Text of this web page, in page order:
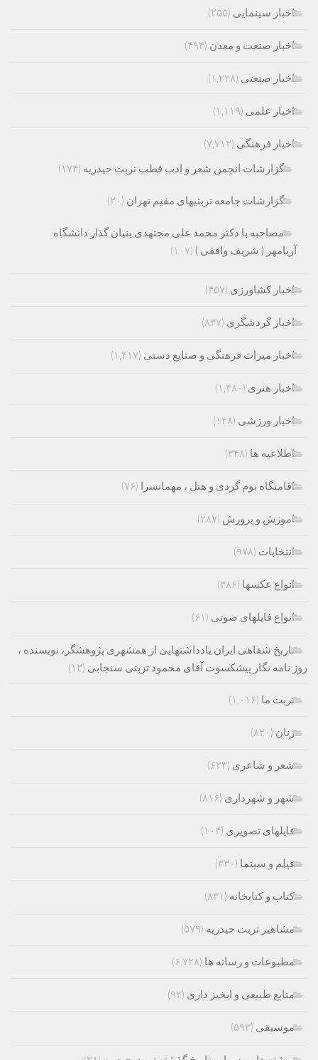
اخبار سینمایی (۲۵۵)
اخبار صنعت و معدن (۴۹۴)
اخبار صنعتی (۱,۲۲۸)
اخبار علمی (۱,۱۱۹)
اخبار فرهنگی (۷,۷۱۲)
گزارشات انجمن شعر و ادب قطب تربت حیدریه (۱۷۴)
گزارشات جامعه تربتیهای مقیم تهران (۲۰)
مصاحبه با دکتر محمد علی مجتهدی بنیان گذار دانشگاه
آریامهر ( شریف واقفی ) (۱۰۷)
اخبار کشاورزی (۴۵۷)
اخبار گردشگری (۸۳۷)
اخبار میراث فرهنگی و صنایع دستی (۱,۴۱۷)
اخبار هنری (۱,۴۸۰)
اخبار ورزشی (۱۲۸)
اطلاعیه ها (۳۴۸)
اقامتگاه بوم گردی و هتل ، مهمانسرا (۷۶)
اموزش و پرورش (۲۸۷)
انتخابات (۹۷۸)
انواع عکسها (۳۸۶)
انواع فایلهای صوتی (۶۱)
تاریخ شفاهی ایران یادداشتهایی از همشهری پژوهشگر، نویسنده ،
روز نامه نگار پیشکسوت آقای محمود تربتی سنجابی (۱۲)
تربت ما (۱,۰۱۶)
زنان (۸۲۰)
شعر و شاعری (۶۲۳)
شهر و شهرداری (۸۱۶)
فایلهای تصویری (۱۰۴)
فیلم و سینما (۳۳۰)
کتاب و کتابخانه (۸۳۱)
مشاهیر تربت حیدریه (۵۷۹)
مطبوعات و رسانه ها (۶,۷۲۸)
منابع طبیعی و ابخیز داری (۹۲)
موسیقی (۵۹۳)